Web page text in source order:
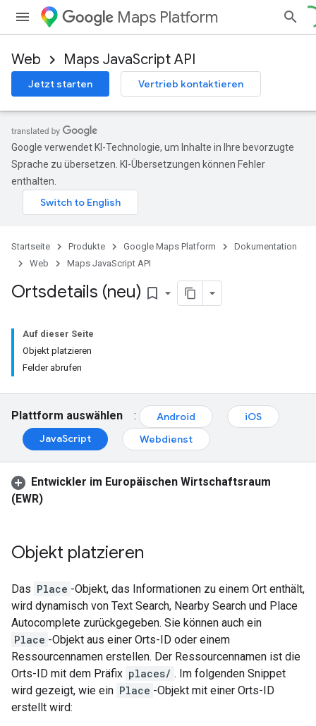
Maps Platform
Web Maps JavaScript API
Jetzt starten Vertrieb kontaktieren
Google verwendet KI-Technologie, um Inhalte in Ihre bevorzugte
Sprache zu übersetzen. KI-Übersetzungen können Fehler
enthalten.
Startseite Produkte Google Maps Platform
Dokumentation
Web
Maps JavaScript API
Ortsdetails (neu) bookmark_border
Auf dieser Seite
Objekt platzieren
Felder abrufen
Plattform auswählen : Android
iOS
JavaScript
Webdienst
Entwickler im Europäischen Wirtschaftsraum
(EWR)
Objekt platzieren
Das Place -Objekt, das Informationen zu einem Ort enthält,
wird dynamisch von Text Search, Nearby Search und Place
Autocomplete zurückgegeben. Sie können auch ein
Place -Objekt aus einer Orts-ID oder einem
Ressourcennamen erstellen. Der Ressourcennamen ist die
Orts-ID mit dem Präfix places/ . Im folgenden Snippet
wird gezeigt, wie ein Place -Objekt mit einer Orts-ID
erstellt wird: